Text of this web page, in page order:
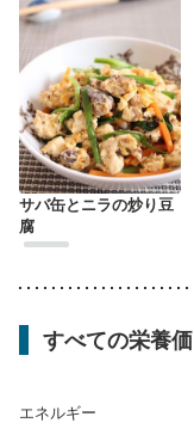
サバ缶とニラの炒り豆
腐
すべての栄養価
エネルギー